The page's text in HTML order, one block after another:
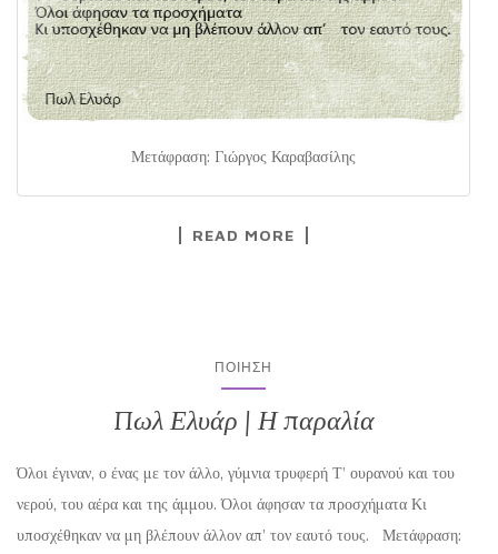
Μετάφραση: Γιώργος Καραβασίλης
READ MORE
ΠΟΊΗΣΗ
Πωλ Ελυάρ | Η παραλία
Όλοι έγιναν, ο ένας με τον άλλο, γύμνια τρυφερή Τ’ ουρανού και του
νερού, του αέρα και της άμμου. Όλοι άφησαν τα προσχήματα Κι
υποσχέθηκαν να μη βλέπουν άλλον απ’ τον εαυτό τους. Μετάφραση: